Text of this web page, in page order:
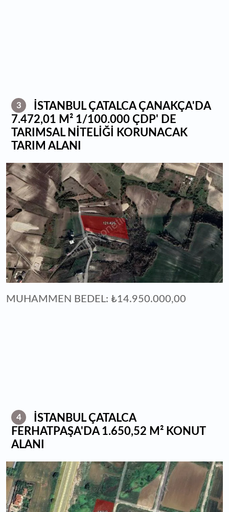
3
İSTANBUL ÇATALCA ÇANAKÇA'DA
7.472,01 M² 1/100.000 ÇDP' DE
TARIMSAL NİTELİĞİ KORUNACAK
TARIM ALANI
MUHAMMEN BEDEL: ₺14.950.000,00
4
İSTANBUL ÇATALCA
FERHATPAŞA'DA 1.650,52 M² KONUT
ALANI